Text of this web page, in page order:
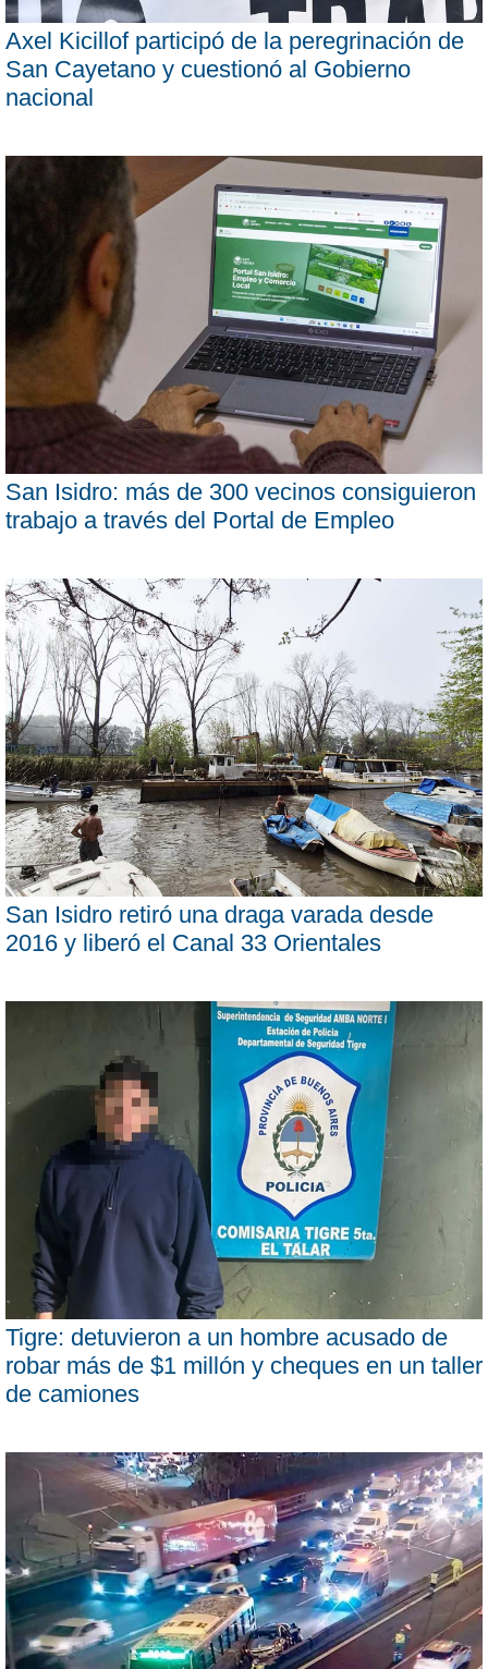
Axel Kicillof participó de la peregrinación de
San Cayetano y cuestionó al Gobierno
nacional
San Isidro: más de 300 vecinos consiguieron
trabajo a través del Portal de Empleo
San Isidro retiró una draga varada desde
2016 y liberó el Canal 33 Orientales
Tigre: detuvieron a un hombre acusado de
robar más de $1 millón y cheques en un taller
de camiones